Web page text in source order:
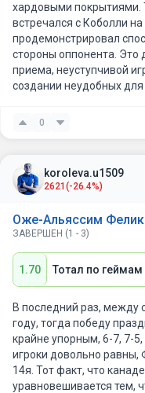
хардовыми покрытиями.
встречался с Коболли
продемонстрировал
стороны оппонента. Это
приема, неуступчивой
создании неудобных
этом его достижения
первым в карьере
0
koroleva.u1509
2621(-26.4%)
Оже-Альяссим
ЗАВЕРШЕН (1 - 3)
1.70 Тотал по
В последний раз, между
году, тогда победу
крайне упорным, 6-7, 7-
игроки довольно равны,
14я. Тот факт, что
уравновешивается тем,